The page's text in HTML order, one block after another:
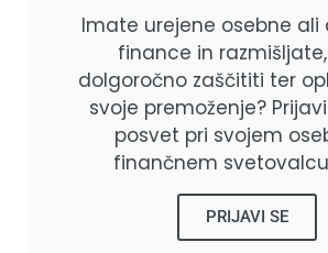
Imate urejene osebne ali
finance in
dolgoročno zaščititi ter
svoje premoženje?
posvet pri svojem
finančnem
PRIJAVI SE